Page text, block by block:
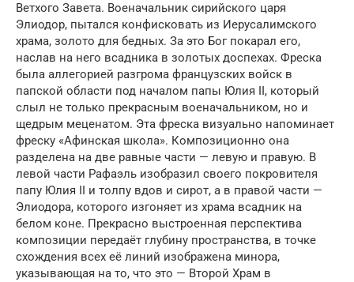
Ветхого Завета. Военачальник сирийского царя
Элиодор, пытался конфисковать из Иерусалимского
храма, золото для бедных. За это Бог покарал его,
наслав на него всадника в золотых доспехах. Фреска
была аллегорией разгрома французских войск в
папской области под началом папы Юлия II, который
слыл не только прекрасным военачальником, но и
щедрым меценатом. Эта фреска визуально напоминает
фреску «Афинская школа». Композиционно она
разделена на две равные части — левую и правую. В
левой части Рафаэль изобразил своего покровителя
папу Юлия II и толпу вдов и сирот, а в правой части —
Элиодора, которого изгоняет из храма всадник на
белом коне. Прекрасно выстроенная перспектива
композиции передаёт глубину пространства, в точке
схождения всех её линий изображена минора,
указывающая на то, что это — Второй Храм в